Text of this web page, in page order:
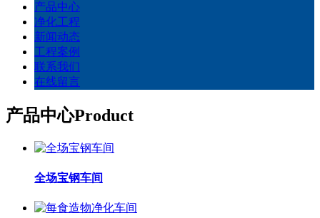
产品中心
净化工程
新闻动态
工程案例
联系我们
在线留言
产品中心Product
全场宝钢车间